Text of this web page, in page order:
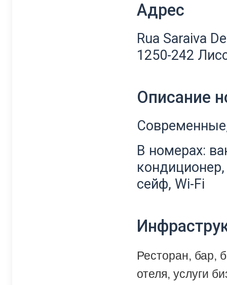
Адрес
Rua Saraiva
1250-242
Описание
В номерах:
сейф, Wi-Fi
Ресторан, бар,
отеля, услуги